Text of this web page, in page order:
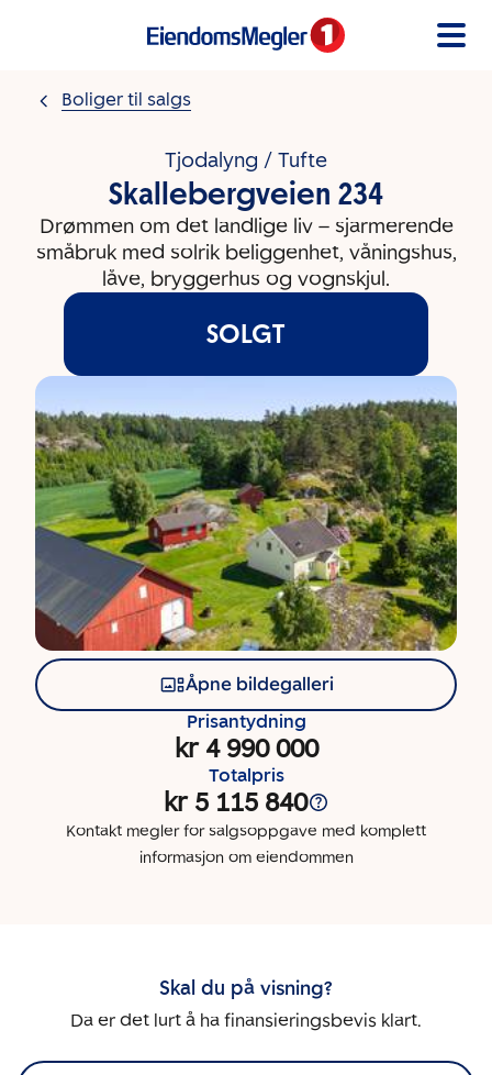
Boliger til salgs
Tjodalyng / Tufte
Skallebergveien 234
Drømmen om det landlige liv – sjarmerende
småbruk med solrik beliggenhet, våningshus,
låve, bryggerhus og vognskjul.
SOLGT
Åpne bildegalleri
Prisantydning
kr 4 990 000
Totalpris
kr 5 115 840
Kontakt megler for salgsoppgave med komplett
informasjon om eiendommen
Skal du på visning?
Da er det lurt å ha finansieringsbevis klart.